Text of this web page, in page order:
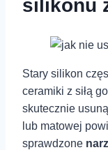
silikonu
Stary silikon
ceramiki z ‌siłą
⁣skutecznie⁣
lub matowej
‍sprawdzone